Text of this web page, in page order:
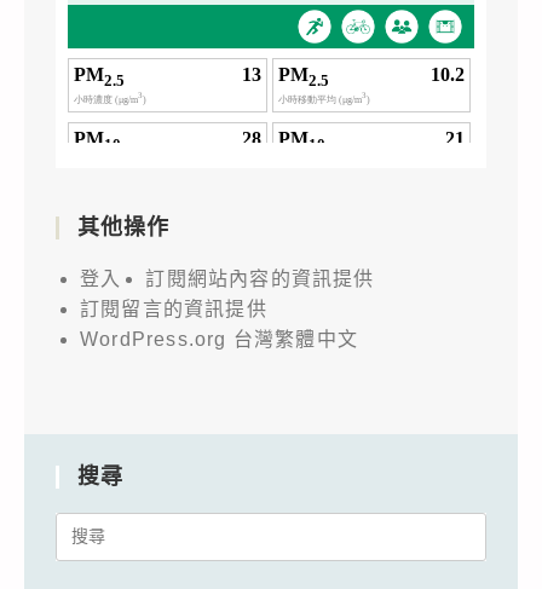
其他操作
登入
訂閱網站內容的資訊提供
訂閱留言的資訊提供
WordPress.org 台灣繁體中文
搜尋
Search